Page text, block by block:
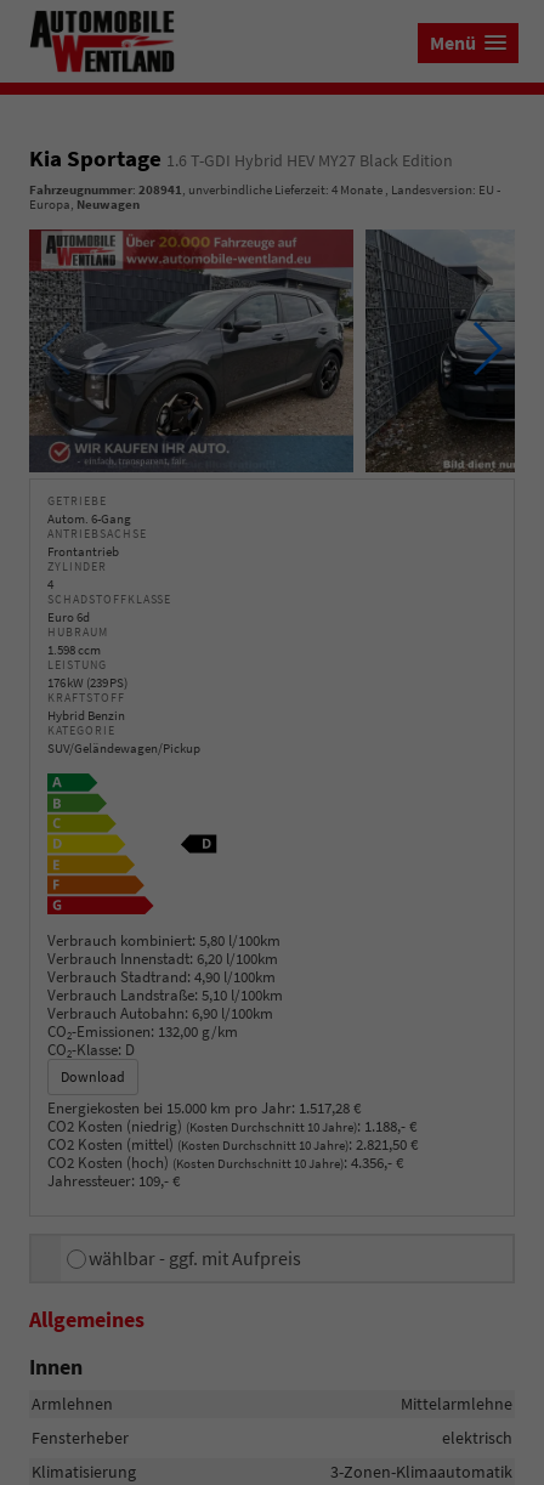
Menü
Kia Sportage 1.6 T-GDI Hybrid HEV MY27 Black Edition
Fahrzeugnummer: 208941, unverbindliche Lieferzeit: 4 Monate , Landesversion: EU -
Europa, Neuwagen
GETRIEBE
Autom. 6-Gang
ANTRIEBSACHSE
Frontantrieb
ZYLINDER
4
SCHADSTOFFKLASSE
Euro 6d
HUBRAUM
1.598 ccm
LEISTUNG
176 kW (239 PS)
KRAFTSTOFF
Hybrid Benzin
KATEGORIE
SUV/Geländewagen/Pickup
Verbrauch kombiniert: 5,80 l/100km
Verbrauch Innenstadt: 6,20 l/100km
Verbrauch Stadtrand: 4,90 l/100km
Verbrauch Landstraße: 5,10 l/100km
Verbrauch Autobahn: 6,90 l/100km
CO2-Emissionen: 132,00 g/km
CO2-Klasse: D
Download
Energiekosten bei 15.000 km pro Jahr: 1.517,28 €
CO2 Kosten (niedrig) (Kosten Durchschnitt 10 Jahre): 1.188,- €
CO2 Kosten (mittel) (Kosten Durchschnitt 10 Jahre): 2.821,50 €
CO2 Kosten (hoch) (Kosten Durchschnitt 10 Jahre): 4.356,- €
Jahressteuer: 109,- €
wählbar - ggf. mit Aufpreis
Allgemeines
Innen
Armlehnen
Mittelarmlehne
Fensterheber
elektrisch
Klimatisierung
3-Zonen-Klimaautomatik